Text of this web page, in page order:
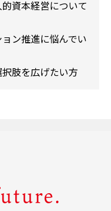
資本経営について
ン推進に悩んでい
肢を広げたい方